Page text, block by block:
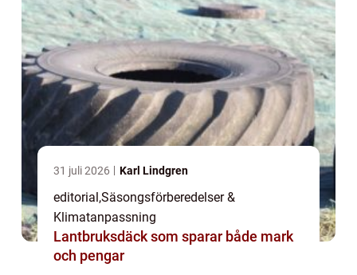
31 juli 2026 Karl Lindgren
editorial,Säsongsförberedelser &
Klimatanpassning
Lantbruksdäck som sparar både mark
och pengar